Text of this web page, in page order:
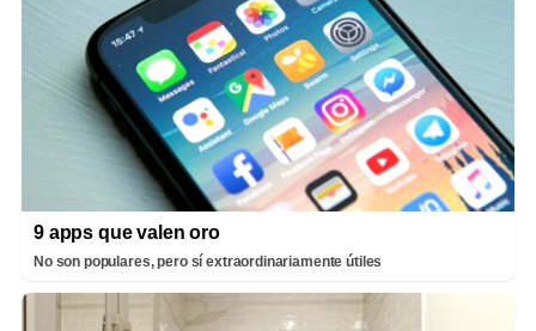
9 apps que valen oro
No son populares, pero sí extraordinariamente útiles